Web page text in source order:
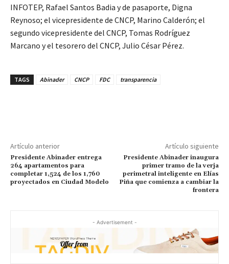
INFOTEP, Rafael Santos Badia y de pasaporte, Digna
Reynoso; el vicepresidente de CNCP, Marino Calderón; el
segundo vicepresidente del CNCP, Tomas Rodríguez
Marcano y el tesorero del CNCP, Julio César Pérez.
TAGS Abinader CNCP FDC transparencia
Artículo anterior
Presidente Abinader entrega
264 apartamentos para
completar 1,524 de los 1,760
proyectados en Ciudad Modelo
Artículo siguiente
Presidente Abinader inaugura
primer tramo de la verja
perimetral inteligente en Elías
Piña que comienza a cambiar la
frontera
- Advertisement -